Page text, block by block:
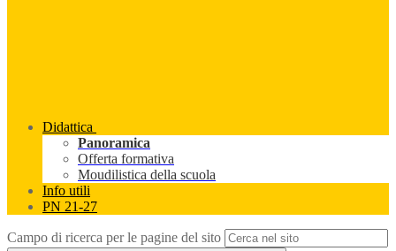
Didattica
Panoramica
Offerta formativa
Moudilistica della scuola
Info utili
PN 21-27
Campo di ricerca per le pagine del sito